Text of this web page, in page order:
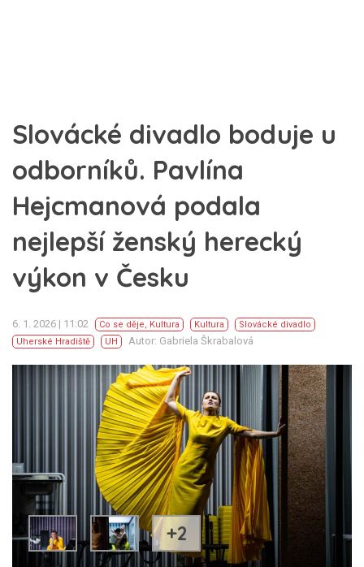
Slovácké divadlo boduje u
odborníků. Pavlína
Hejcmanová podala
nejlepší ženský herecký
výkon v Česku
6. 1. 2026 | 11:02 Co se děje, Kultura Kultura
Slovácké divadlo
Uherské Hradiště
UH Autor: Gabriela Škrabalová
+2